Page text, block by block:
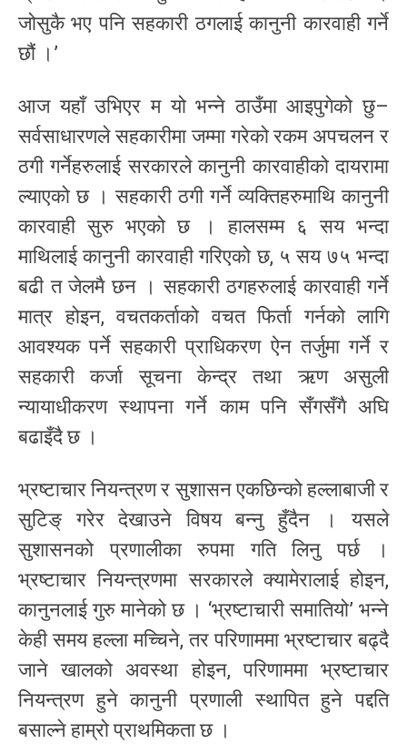
जोसुकै भए पनि सहकारी ठगलाई कानुनी कारवाही गर्ने
छौं ।’
आज यहाँ उभिएर म यो भन्ने ठाउँमा आइपुगेको छु–
सर्वसाधारणले सहकारीमा जम्मा गरेको रकम अपचलन र
ठगी गर्नेहरुलाई सरकारले कानुनी कारवाहीको दायरामा
ल्याएको छ । सहकारी ठगी गर्ने व्यक्तिहरुमाथि कानुनी
कारवाही सुरु भएको छ । हालसम्म ६ सय भन्दा
माथिलाई कानुनी कारवाही गरिएको छ, ५ सय ७५ भन्दा
बढी त जेलमै छन । सहकारी ठगहरुलाई कारवाही गर्ने
मात्र होइन, वचतकर्ताको वचत फिर्ता गर्नको लागि
आवश्यक पर्ने सहकारी प्राधिकरण ऐन तर्जुमा गर्ने र
सहकारी कर्जा सूचना केन्द्र तथा ऋण असुली
न्यायाधीकरण स्थापना गर्ने काम पनि सँगसँगै अघि
बढाइँदै छ ।
भ्रष्टाचार नियन्त्रण र सुशासन एकछिन्को हल्लाबाजी र
सुटिङ् गरेर देखाउने विषय बन्नु हुँदैन । यसले
सुशासनको प्रणालीका रुपमा गति लिनु पर्छ ।
भ्रष्टाचार नियन्त्रणमा सरकारले क्यामेरालाई होइन,
कानुनलाई गुरु मानेको छ । ‘भ्रष्टाचारी समातियो’ भन्ने
केही समय हल्ला मच्चिने, तर परिणाममा भ्रष्टाचार बढ्दै
जाने खालको अवस्था होइन, परिणाममा भ्रष्टाचार
नियन्त्रण हुने कानुनी प्रणाली स्थापित हुने पद्दति
बसाल्ने हाम्रो प्राथमिकता छ ।